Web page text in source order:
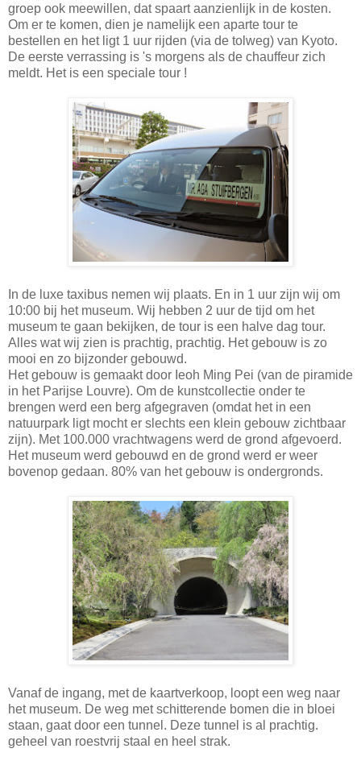
groep ook meewillen, dat spaart aanzienlijk in de kosten.
Om er te komen, dien je namelijk een aparte tour te
bestellen en het ligt 1 uur rijden (via de tolweg) van Kyoto.
De eerste verrassing is 's morgens als de chauffeur zich
meldt. Het is een speciale tour !
In de luxe taxibus nemen wij plaats. En in 1 uur zijn wij om
10:00 bij het museum. Wij hebben 2 uur de tijd om het
museum te gaan bekijken, de tour is een halve dag tour.
Alles wat wij zien is prachtig, prachtig. Het gebouw is zo
mooi en zo bijzonder gebouwd.
Het gebouw is gemaakt door Ieoh Ming Pei (van de piramide
in het Parijse Louvre). Om de kunstcollectie onder te
brengen werd een berg afgegraven (omdat het in een
natuurpark ligt mocht er slechts een klein gebouw zichtbaar
zijn). Met 100.000 vrachtwagens werd de grond afgevoerd.
Het museum werd gebouwd en de grond werd er weer
bovenop gedaan. 80% van het gebouw is ondergronds.
Vanaf de ingang, met de kaartverkoop, loopt een weg naar
het museum. De weg met schitterende bomen die in bloei
staan, gaat door een tunnel. Deze tunnel is al prachtig.
geheel van roestvrij staal en heel strak.